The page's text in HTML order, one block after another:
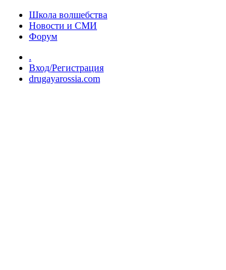
Перейти к основному содержанию
Школа волшебства
Новости и СМИ
Форум
.
Вход/Регистрация
drugayarossia.com